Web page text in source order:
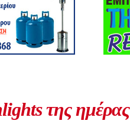
της ημέρας